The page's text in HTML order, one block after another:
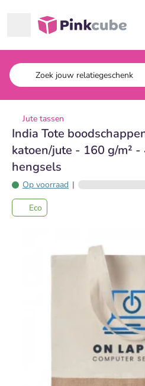
Pinkcube
Jute tassen
India Tote
katoen/jute - 160 g/m²
hengsels
Op voorraad |
Eco